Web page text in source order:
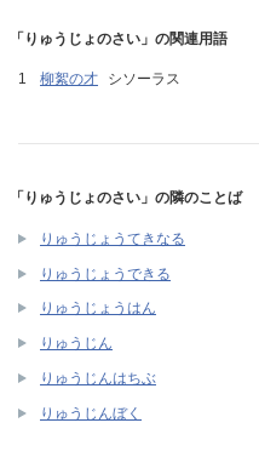
「りゅうじょのさい」の関連用語
柳絮の才 シソーラス
「りゅうじょのさい」の隣のことば
りゅうじょうてきなる
りゅうじょうできる
りゅうじょうはん
りゅうじん
りゅうじんはちぶ
りゅうじんぼく